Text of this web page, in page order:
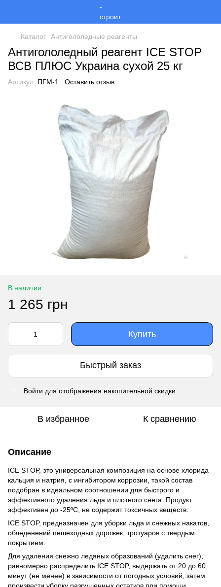
Каталог Антигололедные реагенты
Антигололедный реагент ICE STOP
ВСВ ПЛЮС Украина сухой 25 кг
Артикул: ПГМ-1 Оставить отзыв
В наличии
1 265 грн
Купить
Быстрый заказ
Войти для отображения накопительной скидки
В избранное К сравнению
Описание
ICE STOP, это универсальная композиция на основе хлорида
кальция и натрия, с ингибитором коррозии, такой состав
подобран в идеальном соотношении для быстрого и
эффективного удаления льда и плотного снега. Продукт
эффективен до -25ºС, не содержит токсичных веществ.
ICE STOP, предназначен для уборки льда и снежных накатов,
обледенений пешеходных дорожек, тротуаров с твердым
покрытием.
Для удаления снежно ледяных образований (удалить снег),
равномерно распределить ICE STOP, выдержать от 20 до 60
минут (не менее) в зависимости от погодных условий, затем
произвести уборку разрушенных остатков при помощи